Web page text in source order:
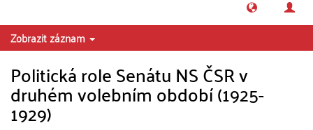
Zobrazit záznam
Politická role Senátu NS ČSR v
druhém volebním období (1925-
1929)